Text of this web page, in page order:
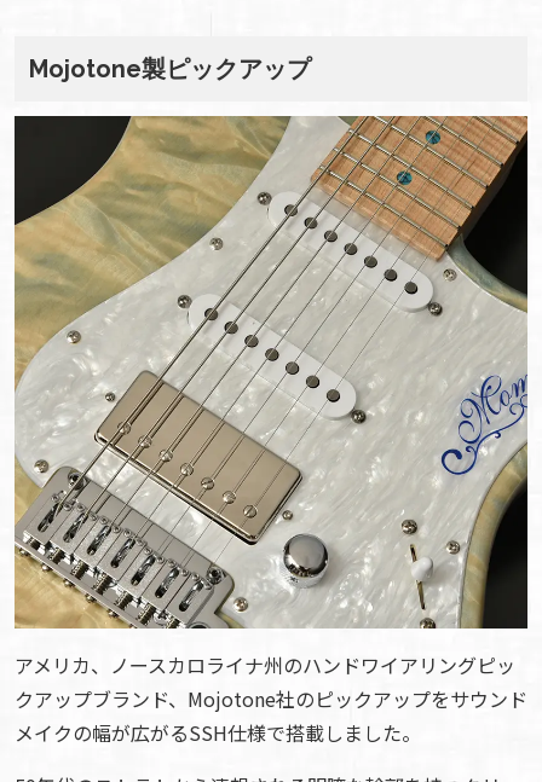
Mojotone製ピックアップ
アメリカ、ノースカロライナ州のハンドワイアリングピッ
クアップブランド、Mojotone社のピックアップをサウンド
メイクの幅が広がるSSH仕様で搭載しました。